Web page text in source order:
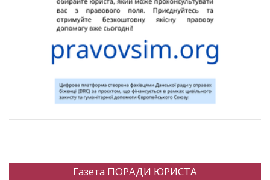
Газета ПОРАДИ ЮРИСТА